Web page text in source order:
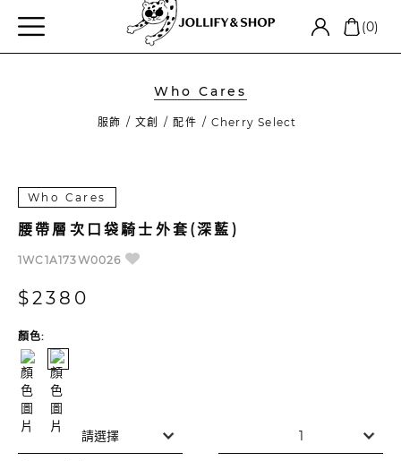
(0)
Who Cares
服飾 文創 配件 Cherry Select
Who Cares
腰帶層次口袋騎士外套(深藍)
1WC1A173W0026
$2380
顏色: